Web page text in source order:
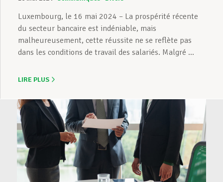
Luxembourg, le 16 mai 2024 – La prospérité récente
du secteur bancaire est indéniable, mais
malheureusement, cette réussite ne se reflète pas
dans les conditions de travail des salariés. Malgré ...
LIRE PLUS